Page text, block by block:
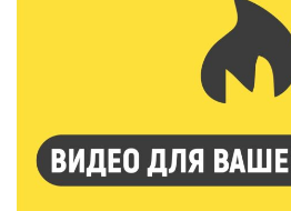
На Петербургском марафоне
появится новая беговая трасса
профессиональных спортсменов
7 Авг 2026 15:02 850
От звёздочек к чемпионам: в
заслуги тренеров и атлетов